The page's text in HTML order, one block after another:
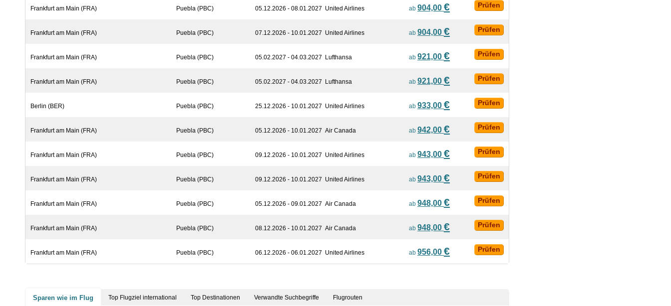
Frankfurt am Main (FRA) Puebla (PBC) 05.12.2026 - 08.01.2027 United Airlines ab 904,00 € Prüfen
Frankfurt am Main (FRA) Puebla (PBC) 07.12.2026 - 10.01.2027 United Airlines ab 904,00 € Prüfen
Frankfurt am Main (FRA) Puebla (PBC) 05.02.2027 - 04.03.2027 Lufthansa ab 921,00 € Prüfen
Frankfurt am Main (FRA) Puebla (PBC) 05.02.2027 - 04.03.2027 Lufthansa ab 921,00 € Prüfen
Berlin (BER) Puebla (PBC) 25.12.2026 - 10.01.2027 United Airlines ab 933,00 € Prüfen
Frankfurt am Main (FRA) Puebla (PBC) 05.12.2026 - 10.01.2027 Air Canada ab 942,00 € Prüfen
Frankfurt am Main (FRA) Puebla (PBC) 09.12.2026 - 10.01.2027 United Airlines ab 943,00 € Prüfen
Frankfurt am Main (FRA) Puebla (PBC) 09.12.2026 - 10.01.2027 United Airlines ab 943,00 € Prüfen
Frankfurt am Main (FRA) Puebla (PBC) 05.12.2026 - 09.01.2027 Air Canada ab 948,00 € Prüfen
Frankfurt am Main (FRA) Puebla (PBC) 08.12.2026 - 10.01.2027 Air Canada ab 948,00 € Prüfen
Frankfurt am Main (FRA) Puebla (PBC) 06.12.2026 - 06.01.2027 United Airlines ab 956,00 € Prüfen
Sparen wie im Flug Top Flugziel international Top Destinationen Verwandte Suchbegriffe Flugrouten